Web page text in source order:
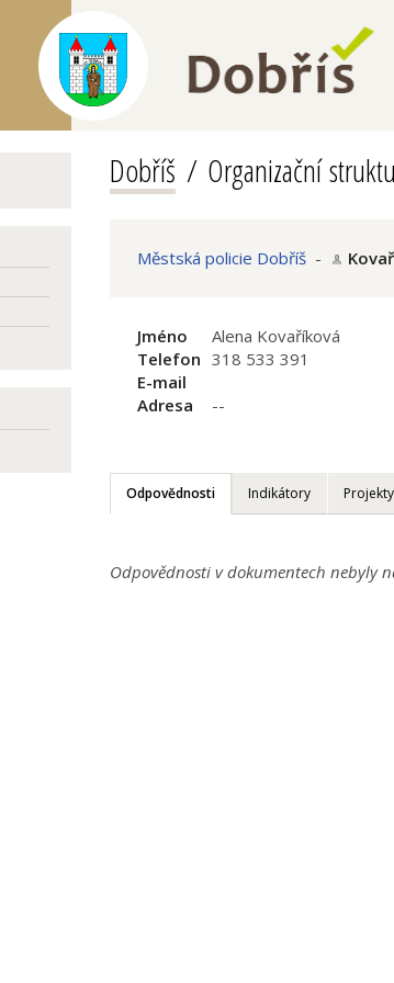
Dobříš Organizační
Městská policie Dobříš -
Jméno
Alena Kovaříková
Telefon 318 533 391
E-mail
Adresa
--
Odpovědnosti Indikátory Projekty
Odpovědnosti v dokumentech nebyly